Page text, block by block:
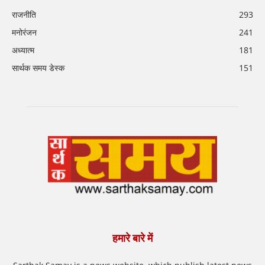
राजनीति
293
मनोरंजन
241
अध्यात्म
181
सार्थक समय डेस्क
151
हमारे बारे में